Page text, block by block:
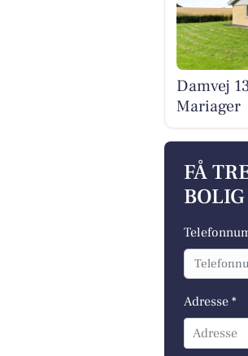
Damvej
Mariager
FÅ
BOLIG
Adresse *
Adresse